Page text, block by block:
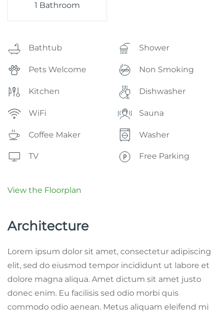
1 Bathroom
Bathtub Shower
Pets Welcome Non Smoking
Kitchen Dishwasher
WiFi Sauna
Coffee Maker Washer
TV Free Parking
View the Floorplan
Architecture
Lorem ipsum dolor sit amet, consectetur adipiscing
elit, sed do eiusmod tempor incididunt ut labore et
dolore magna aliqua. Amet dictum sit amet justo
donec enim. Eu facilisis sed odio morbi quis
commodo odio aenean. Metus aliquam eleifend mi